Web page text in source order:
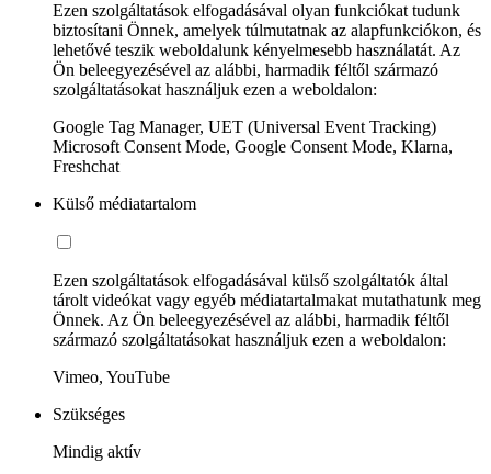
Ezen szolgáltatások elfogadásával olyan funkciókat tudunk
biztosítani Önnek, amelyek túlmutatnak az alapfunkciókon, és
lehetővé teszik weboldalunk kényelmesebb használatát. Az
Ön beleegyezésével az alábbi, harmadik féltől származó
szolgáltatásokat használjuk ezen a weboldalon:
Google Tag Manager, UET (Universal Event Tracking)
Microsoft Consent Mode, Google Consent Mode, Klarna,
Freshchat
Külső médiatartalom
Ezen szolgáltatások elfogadásával külső szolgáltatók által
tárolt videókat vagy egyéb médiatartalmakat mutathatunk meg
Önnek. Az Ön beleegyezésével az alábbi, harmadik féltől
származó szolgáltatásokat használjuk ezen a weboldalon:
Vimeo, YouTube
Szükséges
Mindig aktív